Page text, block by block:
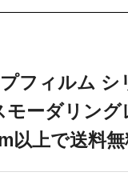
フィルム シ
ーダリン
上で送料無